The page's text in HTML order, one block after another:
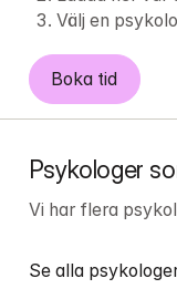
Välj en
Boka tid
Psykologer
Vi har flera
Se alla